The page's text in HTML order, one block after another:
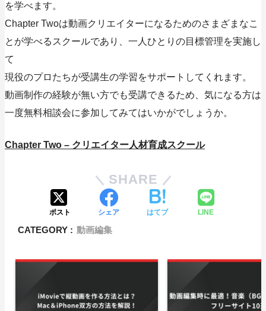
を学べます。
Chapter Twoは動画クリエイターになるためのさまざまなこ
とが学べるスクールであり、一人ひとりの目標管理を実施し
て
現役のプロたちが受講生の学習をサポートしてくれます。
動画制作の経験が無い方でも受講できるため、気になる方は
一度無料相談会に参加してみてはいかがでしょうか。
Chapter Two – クリエイター人材育成スクール
SHARE
ポスト シェア はてブ LINE
CATEGORY : 動画編集